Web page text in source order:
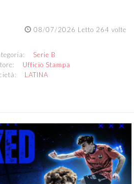
08/07/2026 Letto 264 volte
Serie B
Ufficio Stampa
LATINA